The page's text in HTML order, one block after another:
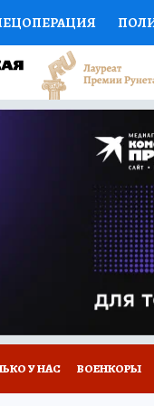
СПОРТ
ДОКТОР
ПРОГНОЗЫ НА СПОРТ
НОВОЕ
У НАС ВОЕНКОРЫ